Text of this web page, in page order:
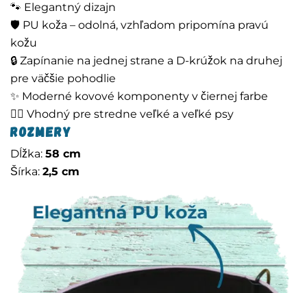
🐾 Elegantný dizajn
🛡️ PU koža – odolná, vzhľadom pripomína pravú
kožu
🔒 Zapínanie na jednej strane a D-krúžok na druhej
pre väčšie pohodlie
✨ Moderné kovové komponenty v čiernej farbe
🚶‍♂️ Vhodný pre stredne veľké a veľké psy
Rozmery
Dĺžka: 58 cm
Šírka: 2,5 cm